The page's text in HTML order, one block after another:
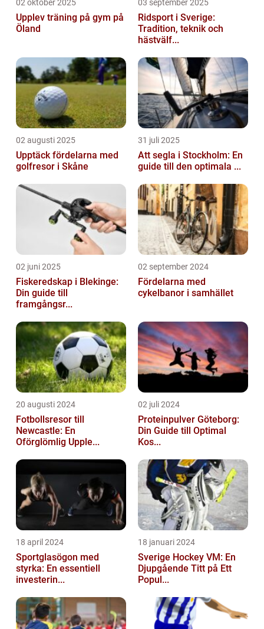
02 oktober 2025
Upplev träning på gym på
Öland
03 september 2025
Ridsport i Sverige:
Tradition, teknik och
hästvälf...
02 augusti 2025
Upptäck fördelarna med
golfresor i Skåne
31 juli 2025
Att segla i Stockholm: En
guide till den optimala ...
02 juni 2025
Fiskeredskap i Blekinge:
Din guide till
framgångsr...
02 september 2024
Fördelarna med
cykelbanor i samhället
20 augusti 2024
Fotbollsresor till
Newcastle: En
Oförglömlig Upple...
02 juli 2024
Proteinpulver Göteborg:
Din Guide till Optimal
Kos...
18 april 2024
Sportglasögon med
styrka: En essentiell
investerin...
18 januari 2024
Sverige Hockey VM: En
Djupgående Titt på Ett
Popul...